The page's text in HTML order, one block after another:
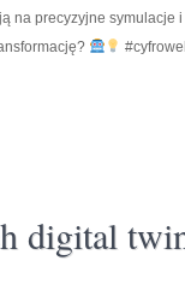
na precyzyjne symulacje
digital